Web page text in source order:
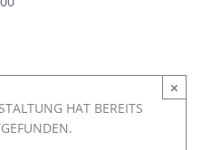
HAT BEREITS
×